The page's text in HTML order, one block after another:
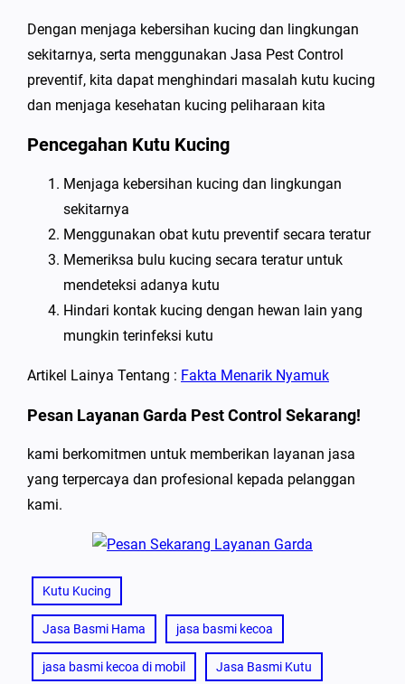
Dengan menjaga kebersihan kucing dan lingkungan
sekitarnya, serta menggunakan Jasa Pest Control
preventif, kita dapat menghindari masalah kutu kucing
dan menjaga kesehatan kucing peliharaan kita
Pencegahan Kutu Kucing
Menjaga kebersihan kucing dan lingkungan
sekitarnya
Menggunakan obat kutu preventif secara teratur
Memeriksa bulu kucing secara teratur untuk
mendeteksi adanya kutu
Hindari kontak kucing dengan hewan lain yang
mungkin terinfeksi kutu
Artikel Lainya Tentang : Fakta Menarik Nyamuk
Pesan Layanan Garda Pest Control Sekarang!
kami berkomitmen untuk memberikan layanan jasa
yang terpercaya dan profesional kepada pelanggan
kami.
Kutu Kucing
Jasa Basmi Hama jasa basmi kecoa
jasa basmi kecoa di mobil Jasa Basmi Kutu